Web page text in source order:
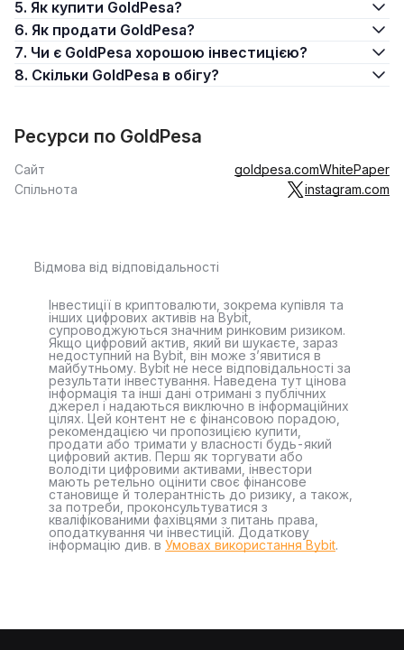
5. Як купити GoldPesa?
6. Як продати GoldPesa?
7. Чи є GoldPesa хорошою інвестицією?
8. Скільки GoldPesa в обігу?
Ресурси по GoldPesa
Сайт goldpesa.comWhitePaper
Спільнота
instagram.com
Відмова від відповідальності
Інвестиції в криптовалюти, зокрема купівля та
інших цифрових активів на Bybit,
супроводжуються значним ринковим ризиком.
Якщо цифровий актив, який ви шукаєте, зараз
недоступний на Bybit, він може з’явитися в
майбутньому. Bybit не несе відповідальності за
результати інвестування. Наведена тут цінова
інформація та інші дані отримані з публічних
джерел і надаються виключно в інформаційних
цілях. Цей контент не є фінансовою порадою,
рекомендацією чи пропозицією купити,
продати або тримати у власності будь-який
цифровий актив. Перш як торгувати або
володіти цифровими активами, інвестори
мають ретельно оцінити своє фінансове
становище й толерантність до ризику, а також,
за потреби, проконсультуватися з
кваліфікованими фахівцями з питань права,
оподаткування чи інвестицій. Додаткову
інформацію див. в Умовах використання Bybit.